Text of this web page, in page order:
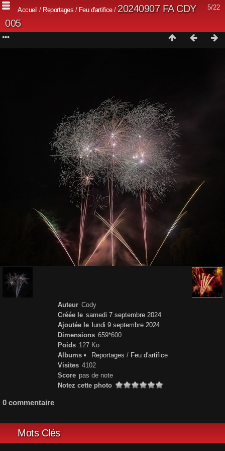
5/22
Accueil / Reportages / Feu d'artifice/ 20240907 FA CDY
005
Auteur Cody
Créée le samedi 7 septembre 2024
Ajoutée le
lundi 9 septembre 2024
Dimensions 659*600
Poids 127 Ko
Albums
Reportages / Feu d'artifice
Visites 4102
Score pas de note
Notez cette photo
0 commentaire
Mots Clés